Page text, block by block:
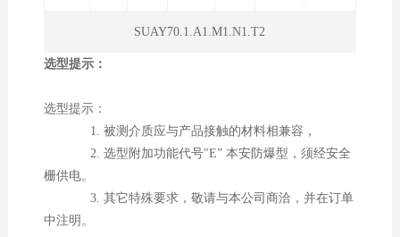
SUAY70.1.A1.M1.N1.T2
选型提示：
选型提示：
1. 被测介质应与产品接触的材料相兼容，
2. 选型附加功能代号"E” 本安防爆型，须经安全
栅供电。
3. 其它特殊要求，敬请与本公司商洽，并在订单
中注明。